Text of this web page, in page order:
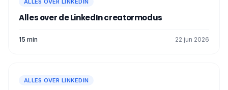
bevelen. Het is vaak erg effectief! 👫
Richt u op verschillende
, ervaren professionals,
universiteiten
ALLES OVER LINKEDIN
Alles over de LinkedIn creatormodus
15 min 22 jun 2026
ALLES OVER LINKEDIN